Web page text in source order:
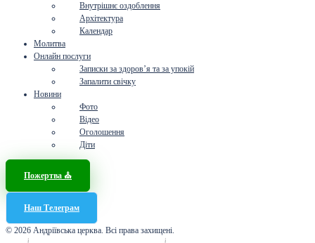
Внутрішнє оздоблення
Архітектура
Календар
Молитва
Онлайн послуги
Записки за здоров’я та за упокій
Запалити свічку
Новини
Фото
Відео
Оголошення
Діти
Пожертва ⛪️
Наш Телеграм
© 2026 Андріївська церква. Всі права захищені.